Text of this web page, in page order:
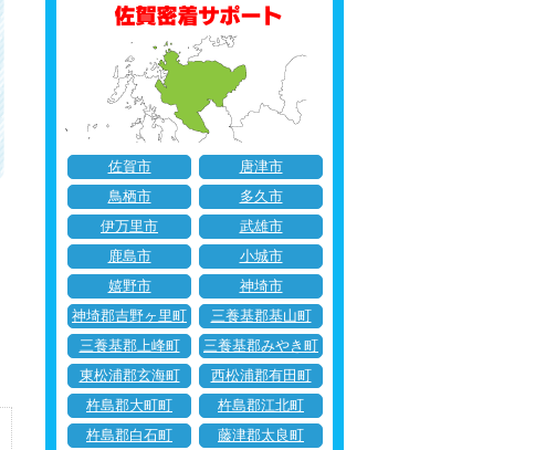
佐賀市
唐津市
鳥栖市
多久市
伊万里市
武雄市
鹿島市
小城市
嬉野市
神埼市
神埼郡吉野ヶ里町
三養基郡基山町
三養基郡上峰町
三養基郡みやき町
東松浦郡玄海町
西松浦郡有田町
杵島郡大町町
杵島郡江北町
杵島郡白石町
藤津郡太良町